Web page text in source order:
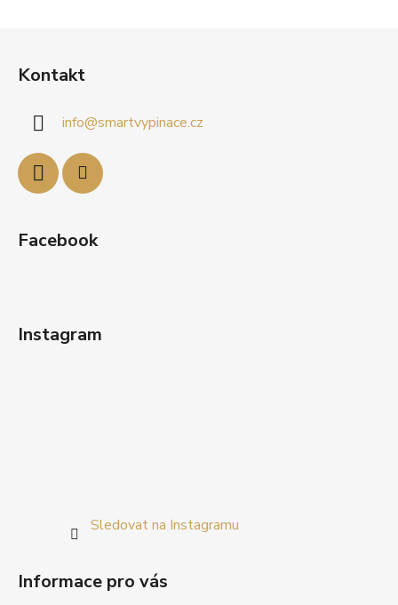
Kontakt
info@smartvypinace.cz
Facebook
Instagram
Sledovat na Instagramu
Informace pro vás